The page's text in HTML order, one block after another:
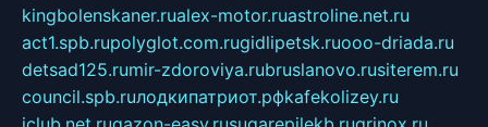
kingbolenskaner.rualex-motor.ruastroline.net.ru
act1.spb.rupolyglot.com.rugidlipetsk.ruooo-driada.ru
detsad125.rumir-zdoroviya.rubruslanovo.rusiterem.ru
council.spb.ruлодкипатриот.рфkafekolizey.ru